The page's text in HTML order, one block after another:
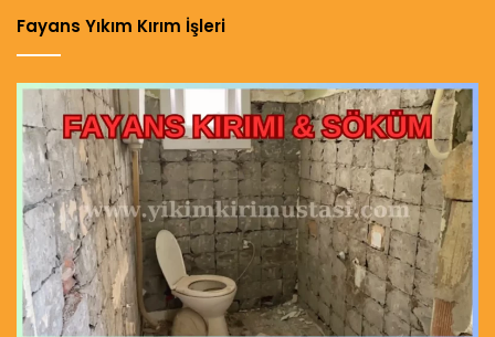
Fayans Yıkım Kırım İşleri